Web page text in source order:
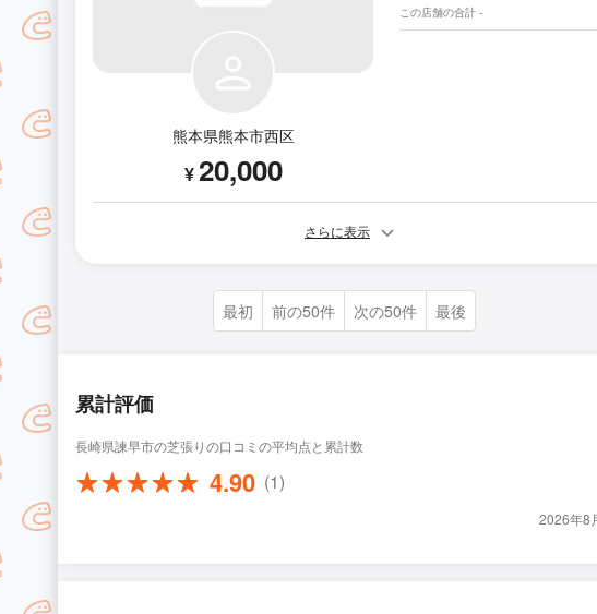
熊本県熊本市西区
¥20,000
この店舗の合計 -
さらに表示
最初 前の50件 次の50件 最後
累計評価
長崎県諫早市の芝張りの口コミの平均点と累計数
4.90 (1)
2026年8